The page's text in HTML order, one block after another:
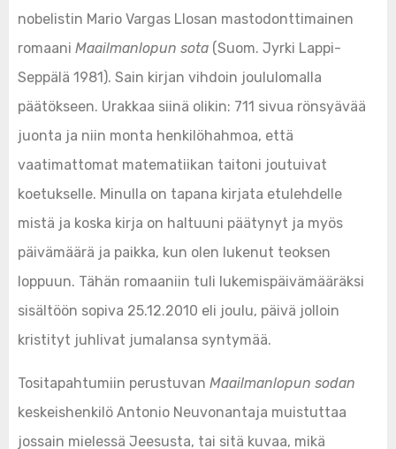
nobelistin Mario Vargas Llosan mastodonttimainen
romaani Maailmanlopun sota (Suom. Jyrki Lappi-
Seppälä 1981). Sain kirjan vihdoin joululomalla
päätökseen. Urakkaa siinä olikin: 711 sivua rönsyävää
juonta ja niin monta henkilöhahmoa, että
vaatimattomat matematiikan taitoni joutuivat
koetukselle. Minulla on tapana kirjata etulehdelle
mistä ja koska kirja on haltuuni päätynyt ja myös
päivämäärä ja paikka, kun olen lukenut teoksen
loppuun. Tähän romaaniin tuli lukemispäivämääräksi
sisältöön sopiva 25.12.2010 eli joulu, päivä jolloin
kristityt juhlivat jumalansa syntymää.
Tositapahtumiin perustuvan Maailmanlopun sodan
keskeishenkilö Antonio Neuvonantaja muistuttaa
jossain mielessä Jeesusta, tai sitä kuvaa, mikä